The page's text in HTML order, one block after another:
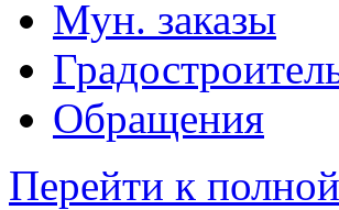
Мун. заказы
Обращения
Перейти к